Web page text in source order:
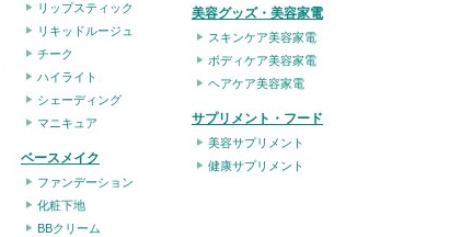
リップスティック
リキッドルージュ
チーク
ハイライト
シェーディング
マニキュア
ベースメイク
ファンデーション
化粧下地
BBクリーム
美容グッズ・美容家電
スキンケア美容家電
ボディケア美容家電
ヘアケア美容家電
サプリメント・フード
美容サプリメント
健康サプリメント